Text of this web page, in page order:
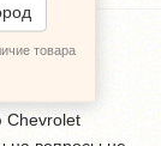
товара
Chevrolet